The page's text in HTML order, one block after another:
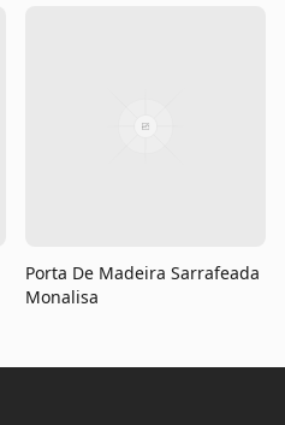
Porta De Madeira Sarrafeada
Monalisa